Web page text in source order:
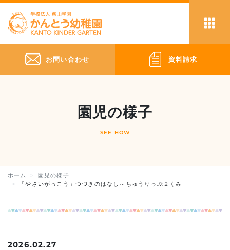
お問い合わせ 資料請求
園児の様子
SEE HOW
ホーム
園児の様子
「やさいがっこう」つづきのはなし～ちゅうりっぷ２くみ
2026.02.27